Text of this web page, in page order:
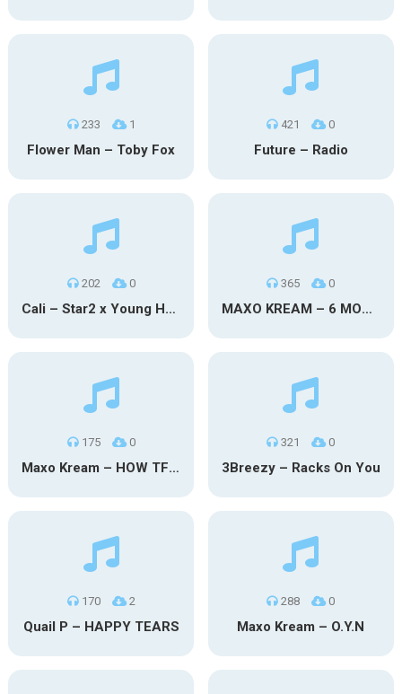
233 1
Flower Man – Toby Fox
421 0
Future – Radio
202 0
Cali – Star2 x Young Henny
365 0
MAXO KREAM – 6 MONTHS CLEAN
175 0
Maxo Kream – HOW TF I’M LUCKY
321 0
3Breezy – Racks On You
170 2
Quail P – HAPPY TEARS
288 0
Maxo Kream – O.Y.N